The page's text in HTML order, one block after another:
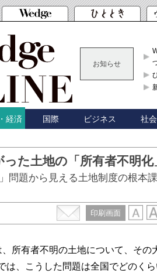
お知らせ
経済 国際 ビジネス 社会
た土地の「所有者不明化
問題から見える土地制度の根本課
印刷画面
、所有者不明の土地について、そ
は、こうした問題は全国でどのく